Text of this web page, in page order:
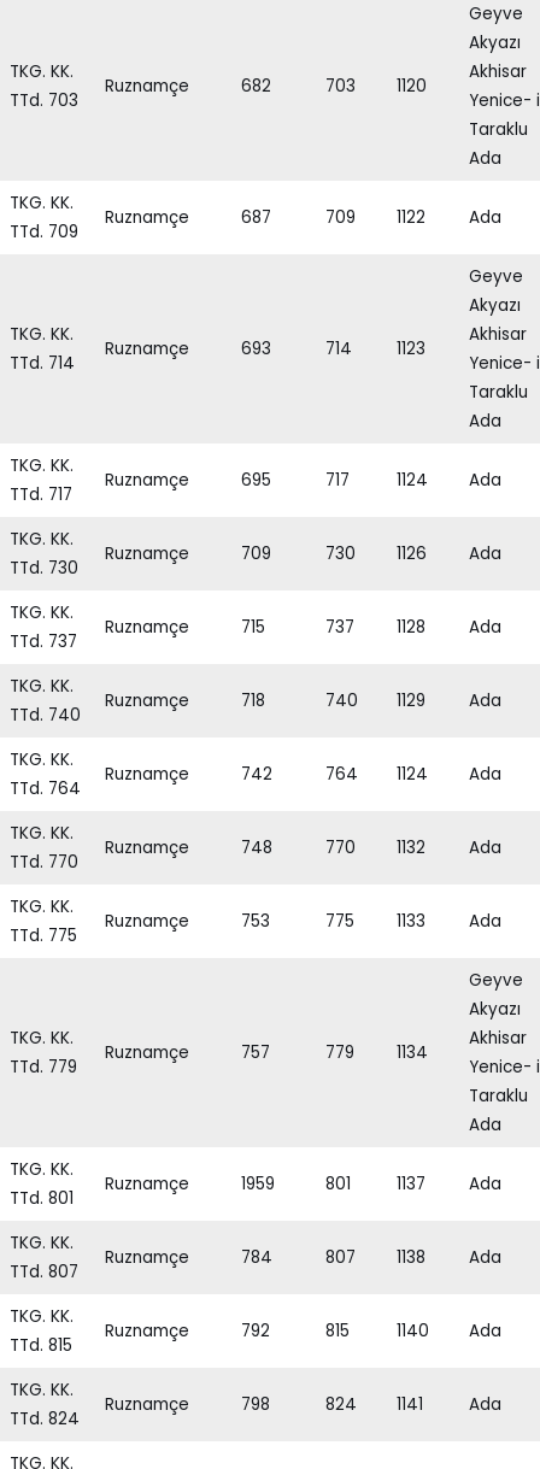
TKG. KK.
TTd. 703
Ruznamçe 682 703 1120
Geyve
Akyazı
Akhisar
Yenice- i
Taraklu
Ada
TKG. KK.
TTd. 709
Ruznamçe 687 709 1122 Ada
TKG. KK.
TTd. 714
Ruznamçe 693 714 1123
Geyve
Akyazı
Akhisar
Yenice- i
Taraklu
Ada
TKG. KK.
TTd. 717
Ruznamçe 695 717 1124 Ada
TKG. KK.
TTd. 730
Ruznamçe 709 730 1126 Ada
TKG. KK.
TTd. 737
Ruznamçe 715 737 1128 Ada
TKG. KK.
TTd. 740
Ruznamçe 718 740 1129 Ada
TKG. KK.
TTd. 764
Ruznamçe 742 764 1124 Ada
TKG. KK.
TTd. 770
Ruznamçe 748 770 1132 Ada
TKG. KK.
TTd. 775
Ruznamçe 753 775 1133 Ada
TKG. KK.
TTd. 779
Ruznamçe 757 779 1134
Geyve
Akyazı
Akhisar
Yenice- i
Taraklu
Ada
TKG. KK.
TTd. 801
Ruznamçe 1959 801 1137 Ada
TKG. KK.
TTd. 807
Ruznamçe 784 807 1138 Ada
TKG. KK.
TTd. 815
Ruznamçe 792 815 1140 Ada
TKG. KK.
TTd. 824
Ruznamçe 798 824 1141 Ada
TKG. KK.